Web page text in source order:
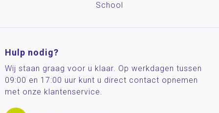
School
Hulp nodig?
Wij staan graag voor u klaar. Op werkdagen tussen
09:00 en 17:00 uur kunt u direct contact opnemen
met onze klantenservice.